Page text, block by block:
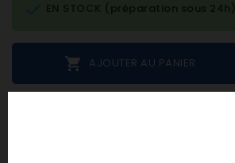
 AJOUTER AU PANIER
EN STOCK (préparation sous 24h)